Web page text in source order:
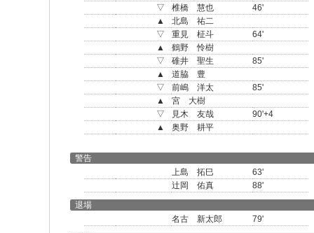
▽
椎橋 慧也
46'
▲
北島 祐二
▽
重見 柾斗
64'
▲
鶴野 怜樹
▽
碓井 聖生
85'
▲
道脇 豊
▽
前嶋 洋太
85'
▲
宮 大樹
▽
見木 友哉
90'+4
▲
奥野 耕平
警告
上島 拓巳
63'
辻岡 佑真
88'
退場
名古 新太郎
79'